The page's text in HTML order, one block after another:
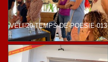
VELI-20-TEMPS-DE-POESIE-013